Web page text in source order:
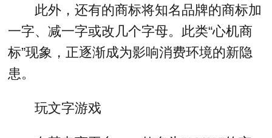
此外，还有的商标将知名品牌的商标加
一字、减一字或改几个字母。此类“心机商
标”现象，正逐渐成为影响消费环境的新隐
患。
玩文字游戏